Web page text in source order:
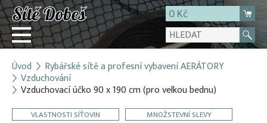
0 Kč
Přihlásit
Registrace
E-shop
Úvod Rybářské sítě a profesní vybavení AERÁTORY
Vzduchování
Vzduchovací účko 90 x 190 cm (pro velkou bednu)
VLASTNOSTI SÍŤOVIN MNOŽSTEVNÍ SLEVY